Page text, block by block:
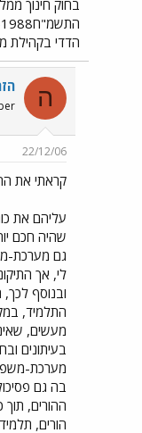
הדדי בקהילת
ה
22/12/06
קראתי את
עליהם את
שהיה חכם
גם מערכת-
לי, אך
ובנוסף
התלמיד,
מעשים,
בעיתונים
מערכת-
בה גם
ההורים,
הורים,